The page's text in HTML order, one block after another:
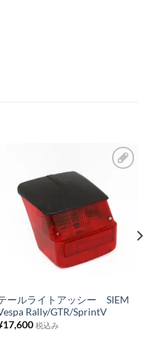
気
に
入
り
ス
ト
ールライトアッシー SIEM
Rally/GTR/SprintV
17,600 税込み